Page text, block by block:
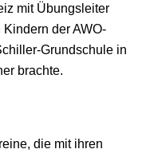
mit Übungsleiter
der AWO-
Grundschule in
brachte.
die mit ihren